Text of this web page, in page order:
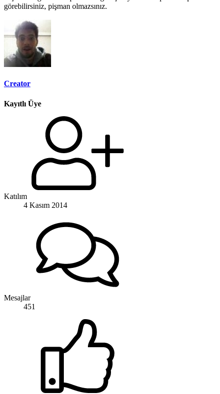
görebilirsiniz, pişman olmazsınız.
Creator
Kayıtlı Üye
Katılım
4 Kasım 2014
Mesajlar
451